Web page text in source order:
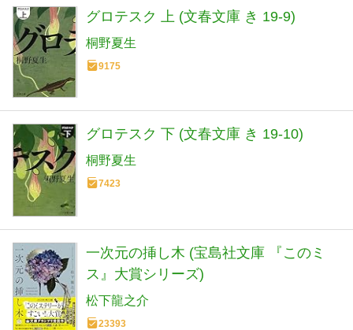
グロテスク 上 (文春文庫 き 19-9)
桐野夏生
9175
グロテスク 下 (文春文庫 き 19-10)
桐野夏生
7423
一次元の挿し木 (宝島社文庫 『このミ
ス』大賞シリーズ)
松下龍之介
23393